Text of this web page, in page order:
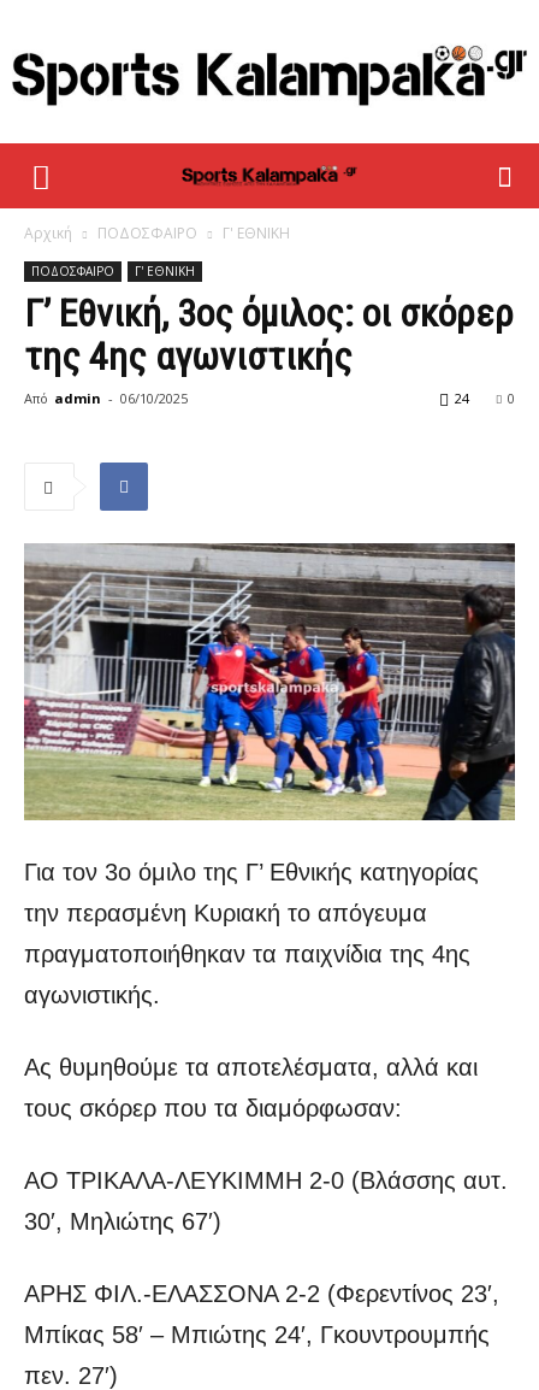
sportskalampaka
Αρχική ΠΟΔΟΣΦΑΙΡΟ Γ' ΕΘΝΙΚΗ
ΠΟΔΟΣΦΑΙΡΟ Γ' ΕΘΝΙΚΗ
Γ’ Εθνική, 3ος όμιλος: οι σκόρερ
της 4ης αγωνιστικής
Από admin - 06/10/2025 0
24
Για τον 3ο όμιλο της Γ’ Εθνικής κατηγορίας
την περασμένη Κυριακή το απόγευμα
πραγματοποιήθηκαν τα παιχνίδια της 4ης
αγωνιστικής.
Ας θυμηθούμε τα αποτελέσματα, αλλά και
τους σκόρερ που τα διαμόρφωσαν:
ΑΟ ΤΡΙΚΑΛΑ-ΛΕΥΚΙΜΜΗ 2-0 (Βλάσσης αυτ.
30′, Μηλιώτης 67′)
ΑΡΗΣ ΦΙΛ.-ΕΛΑΣΣΟΝΑ 2-2 (Φερεντίνος 23′,
Μπίκας 58′ – Μπιώτης 24′, Γκουντρουμπής
πεν. 27′)